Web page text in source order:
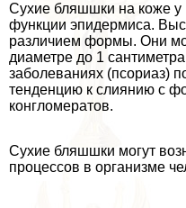
Сухие бляшшки на коже у
функции эпидермиса.
различием формы. Они
диаметре до 1
заболеваниях (псориаз)
тенденцию к слиянию с
конгломератов.
Сухие бляшшки могут
процессов в организме